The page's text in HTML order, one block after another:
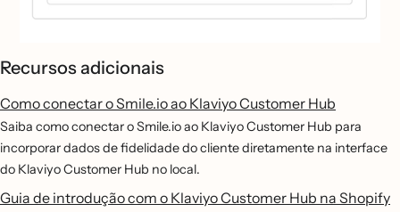
Recursos adicionais
Como conectar o Smile.io ao Klaviyo Customer Hub
Saiba como conectar o Smile.io ao Klaviyo Customer Hub para
incorporar dados de fidelidade do cliente diretamente na interface
do Klaviyo Customer Hub no local.
Guia de introdução com o Klaviyo Customer Hub na Shopify